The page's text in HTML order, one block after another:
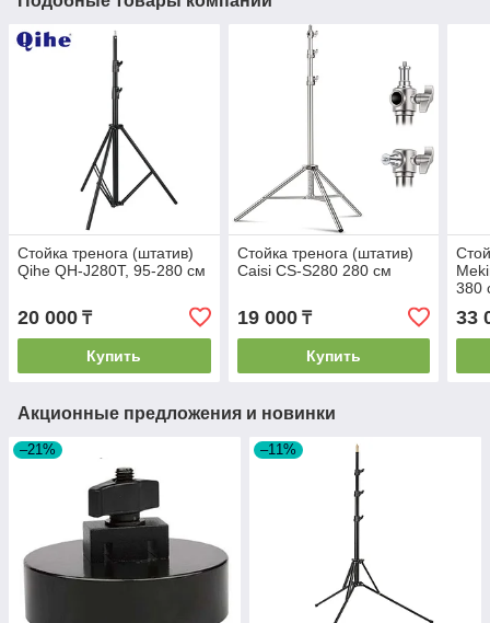
Стойка тренога (штатив)
Qihe QH-J280T, 95-280 см
20 000 ₸
Купить
Стойка тренога (штатив)
Caisi CS-S280 280 см
19 000₸
Купить
380
33
Акционные предложения и новинки
–21% –11%